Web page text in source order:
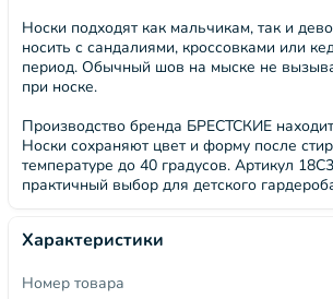
Носки подходят как мальчикам, так и
носить с сандалиями, кроссовками или
период. Обычный шов на мыске не
при носке.
Производство бренда БРЕСТСКИЕ
Носки сохраняют цвет и форму после
температуре до 40 градусов. Артикул
практичный выбор для детского
Характеристики
Номер товара